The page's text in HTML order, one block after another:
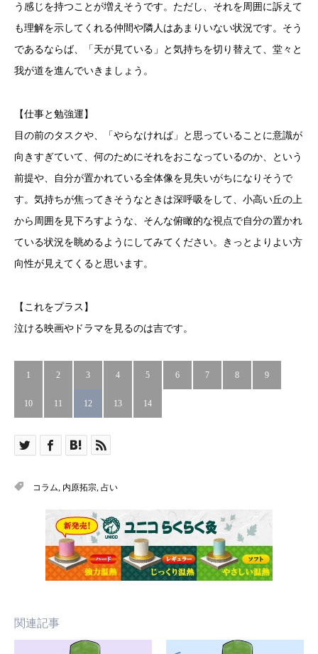
う感じを持つことが増えそうです。ただし、それを周囲に訴えて
も理解を示してくれる仲間や隣人はあまりいない状況です。そう
であるならば、「天が見ている」と気持ちを切り替えて、堂々と
我が道を進んでいきましょう。
【仕事と勉強運】
目の前のタスクや、「やらなければ」と思っていることに意識が
向きすぎていて、何のためにそれをおこなっているのか、という
前提や、自分が置かれている全体像を見失いがちになりそうで
す。気持ちが焦ってきそうなときは深呼吸をして、小高い丘の上
から周囲を見下ろすような、そんな俯瞰的な視点で自分の置かれ
ている状況を眺めるようにしてみてください。きっとよりよい方
向性が見えてくると思います。
【これをプラス】
泣ける映画やドラマを見るのは吉です。
1 2 3 4 5 6 7 8 9
10 11 12 13 14
コラム, 内原拓宗, 占い
関連記事